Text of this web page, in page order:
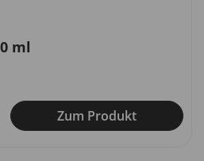
ml
€€.
Zum Produkt